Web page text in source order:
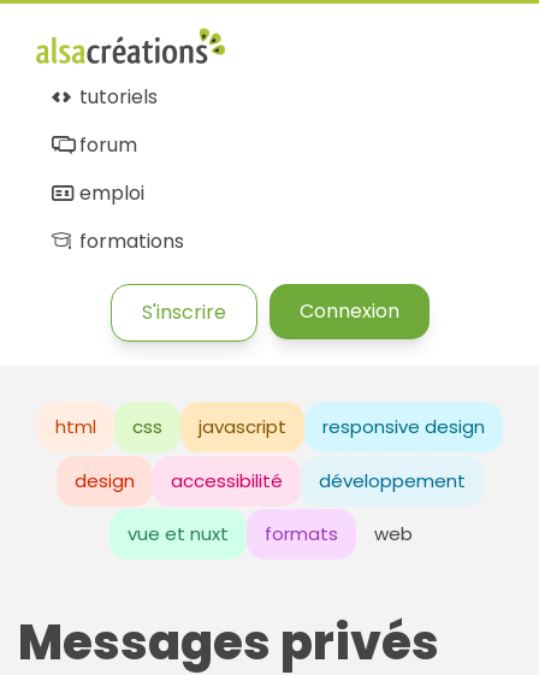
tutoriels
forum
emploi
formations
S'inscrire Connexion
html css javascript responsive design
design accessibilité développement
vue et nuxt formats web
Messages privés